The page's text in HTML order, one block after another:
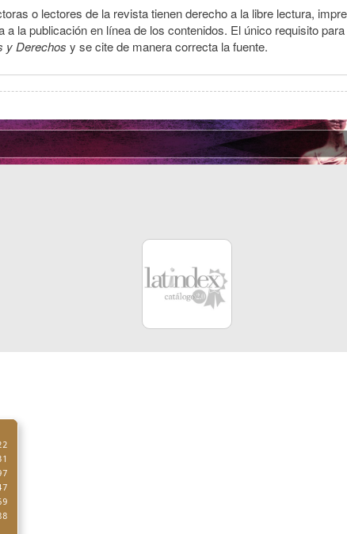
o lectores de la revista tienen derecho a la libre lectura,
a la publicación en línea de los contenidos. El único requisito
y Derechos y se cite de manera correcta la fuente.